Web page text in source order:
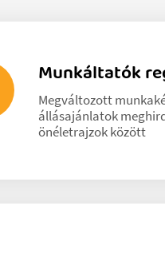
Munkáltatók
Megváltozott
állásajánlatok
önéletrajzok között